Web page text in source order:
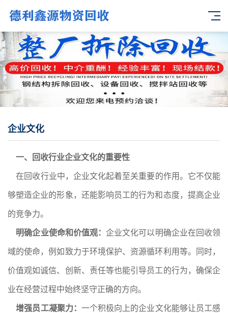
企业文化
一、回收行业企业文化的重要性
在回收行业中，企业文化起着至关重要的作用。它不仅能
够塑造企业的形象，还能影响员工的行为和态度，提高企业
的竞争力。
明确企业使命和价值观：企业文化可以明确企业在回收领
域的使命，例如致力于环境保护、资源循环利用等。同时，
价值观如诚信、创新、责任等也能引导员工的行为，确保企
业在经营过程中始终坚守正确的方向。
增强员工凝聚力： 一个积极向上的企业文化能够让员工感